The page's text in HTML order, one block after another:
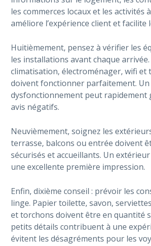
les commerces locaux et les activités
améliore l’expérience client et facilite
Huitièmement, pensez à vérifier les
les installations avant chaque
climatisation, électroménager, wifi et
doivent fonctionner parfaitement. Un
dysfonctionnement peut rapidement
avis négatifs.
Neuvièmement, soignez les
terrasse, balcons ou entrée doivent
sécurisés et accueillants. Un
une excellente première impression.
Enfin, dixième conseil : prévoir les
linge. Papier toilette, savon,
et torchons doivent être en quantité
petits détails contribuent à une
évitent les désagréments pour les